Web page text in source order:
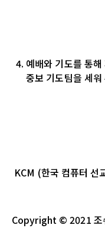
예배와 기도를 통
중보 기도팀을 세
KCM (한국 컴퓨터 선
Copyright © 2021